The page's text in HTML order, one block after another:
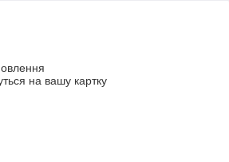
на вашу картку